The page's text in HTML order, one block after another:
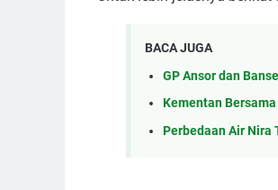
BACA JUGA
GP Ansor dan
Kementan
Perbedaan Air Nira